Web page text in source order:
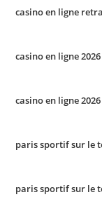
casino en ligne
casino en ligne 2026
casino en ligne 2026
paris sportif sur le
paris sportif sur le